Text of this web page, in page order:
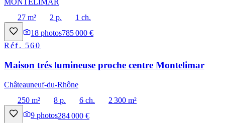
MONTELIMAR
27 m²
2 p.
1 ch.
18 photos785 000 €
Réf. 560
Maison trés lumineuse proche centre Montelimar
Châteauneuf-du-Rhône
250 m²
8 p. 6 ch.
2 300 m²
9 photos284 000 €